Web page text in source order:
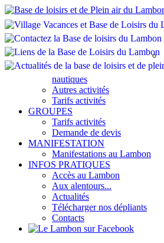
nautiques
Autres activités
Tarifs activités
GROUPES
Tarifs activités
Demande de devis
MANIFESTATION
Manifestations au Lambon
INFOS PRATIQUES
Accès au Lambon
Aux alentours...
Actualités
Télécharger nos dépliants
Contacts